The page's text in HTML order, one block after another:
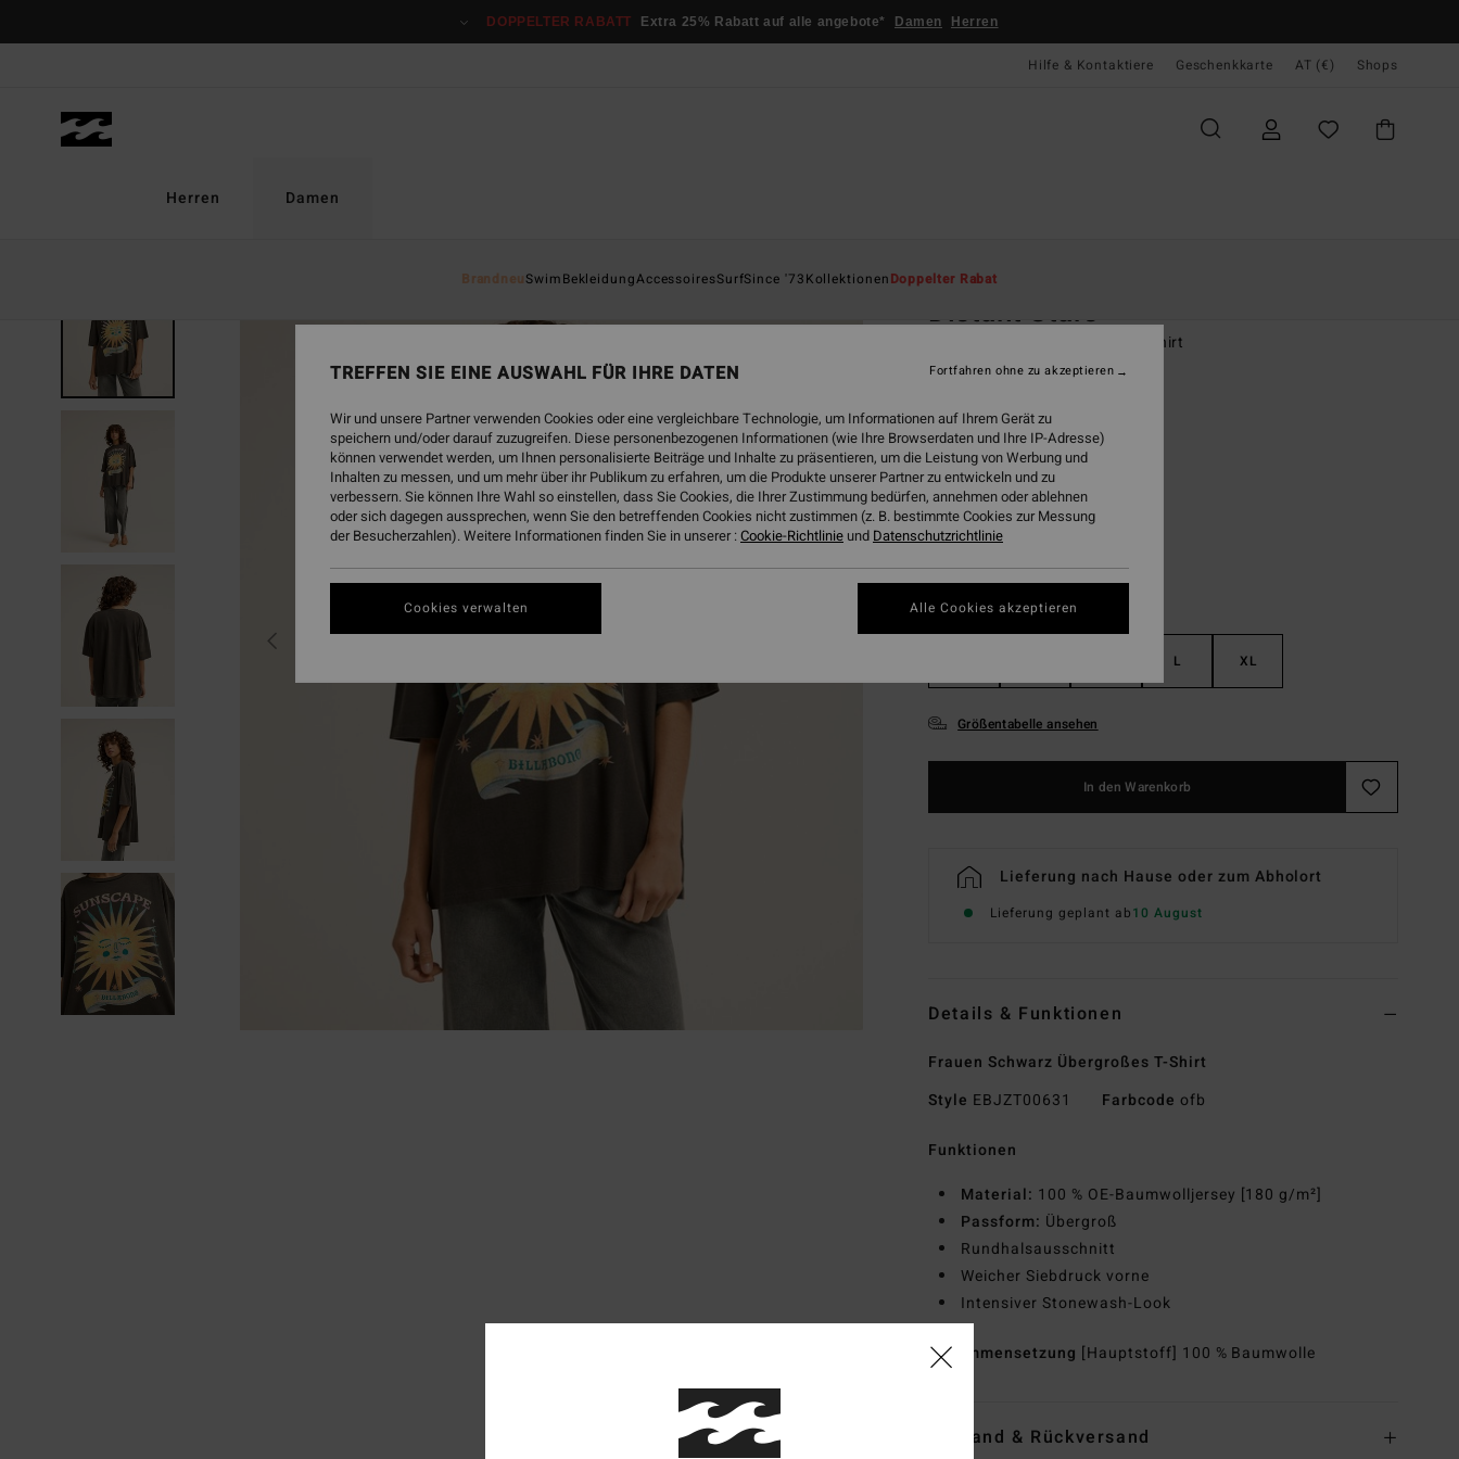
DOPPELTER RABATT Extra 25% Rabatt auf alle angebote* Damen Herren
Hilfe & Kontaktiere Geschenkkarte AT (€) Shops
Herren Damen
BrandneuSwimBekleidungAccessoiresSurfSince '73KollektionenDoppelter Rabat
Distant Stars
Frauen Schwarz Übergroßes T-Shirt
(1 Bewertungen)
€ 39,95
FarbeOff Black
L XL
Größentabelle ansehen
In den Warenkorb
Lieferung nach Hause oder zum Abholort
Lieferung geplant ab10 August
Details & Funktionen
Frauen Schwarz Übergroßes T-Shirt
Style EBJZT00631 Farbcode ofb
Funktionen
Material: 100 % OE-Baumwolljersey [180 g/m²]
Passform: Übergroß
Rundhalsausschnitt
Weicher Siebdruck vorne
Intensiver Stonewash-Look
Zusammensetzung [Hauptstoff] 100 % Baumwolle
Versand & Rückversand
TREFFEN SIE EINE AUSWAHL FÜR IHRE DATEN
Wir und unsere Partner verwenden Cookies oder eine vergleichbare Technologie, um Informationen auf Ihrem Gerät zu
speichern und/oder darauf zuzugreifen. Diese personenbezogenen Informationen (wie Ihre Browserdaten und Ihre IP-Adresse)
können verwendet werden, um Ihnen personalisierte Beiträge und Inhalte zu präsentieren, um die Leistung von Werbung und
Inhalten zu messen, und um mehr über ihr Publikum zu erfahren, um die Produkte unserer Partner zu entwickeln und zu
verbessern. Sie können Ihre Wahl so einstellen, dass Sie Cookies, die Ihrer Zustimmung bedürfen, annehmen oder ablehnen
oder sich dagegen aussprechen, wenn Sie den betreffenden Cookies nicht zustimmen (z. B. bestimmte Cookies zur Messung
der Besucherzahlen). Weitere Informationen finden Sie in unserer :Cookie-Richtlinie und Datenschutzrichtlinie
Cookies verwalten
Fortfahren ohne zu akzeptieren
Alle Cookies akzeptieren